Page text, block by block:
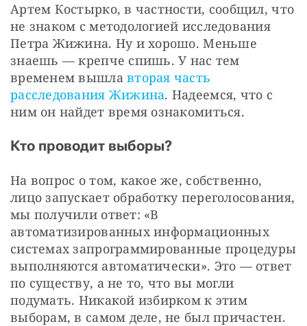
Артем Костырко, в частности, сообщил, что
не знаком с методологией исследования
Петра Жижина. Ну и хорошо. Меньше
знаешь — крепче спишь. У нас тем
временем вышла вторая часть
расследования Жижина. Надеемся, что с
ним он найдет время ознакомиться.
Кто проводит выборы?
На вопрос о том, какое же, собственно,
лицо запускает обработку переголосования,
мы получили ответ: «В
автоматизированных информационных
системах запрограммированные процедуры
выполняются автоматически». Это — ответ
по существу, а не то, что вы могли
подумать. Никакой избирком к этим
выборам, в самом деле, не был причастен.